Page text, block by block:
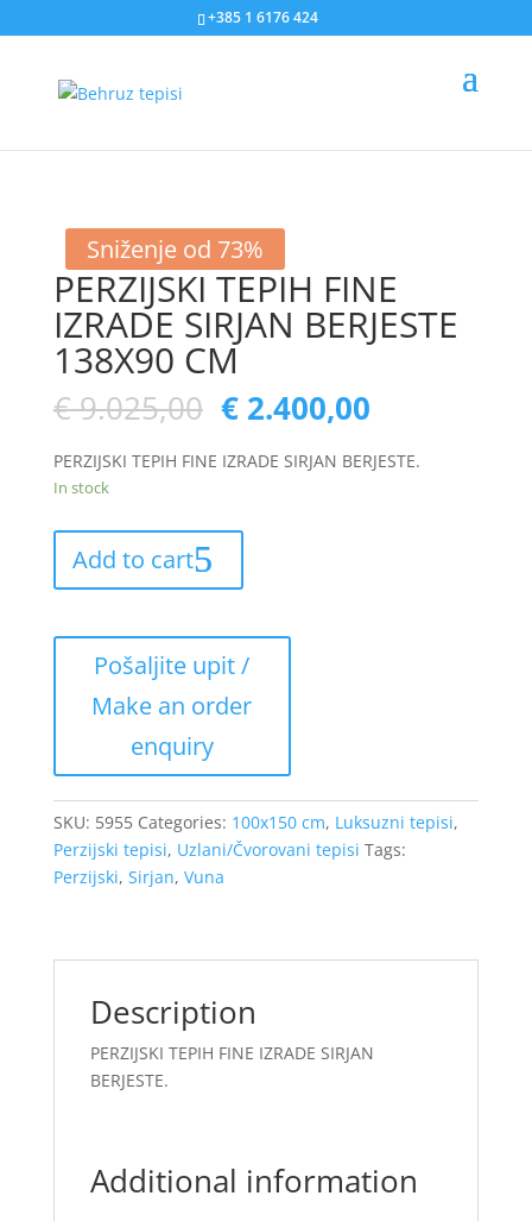
+385 1 6176 424
Sniženje od 73%
PERZIJSKI TEPIH FINE
IZRADE SIRJAN BERJESTE
138X90 CM
€9.025,00 €2.400,00
PERZIJSKI TEPIH FINE IZRADE SIRJAN BERJESTE.
In stock
Add to cart
SKU: 5955 Categories: 100x150 cm, Luksuzni tepisi,
Perzijski tepisi, Uzlani/Čvorovani tepisi Tags:
Perzijski, Sirjan, Vuna
Description
PERZIJSKI TEPIH FINE IZRADE SIRJAN
BERJESTE.
Additional information